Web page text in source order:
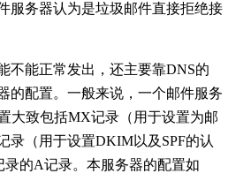
服务器认为是垃圾邮件直接拒绝接
不能正常发出，还主要靠DNS的
的配置。一般来说，一个邮件服务
大致包括MX记录（用于设置为邮
录（用于设置DKIM以及SPF的认
的A记录。本服务器的配置如